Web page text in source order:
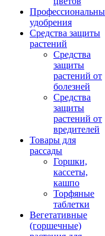
удобрения
Средства защиты
растений
Средства
защиты
растений от
болезней
Средства
защиты
растений от
вредителей
Товары для
рассады
Горшки,
кассеты,
кашпо
Торфяные
таблетки
Вегетативные
(горшечные)